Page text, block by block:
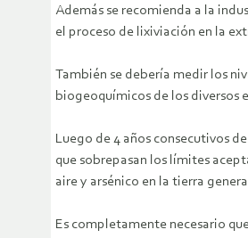
Además se recomienda a la
el proceso de lixiviación en la
También se debería medir los
biogeoquímicos de los diversos
Luego de 4 años consecutivos
que sobrepasan los límites
aire y arsénico en la tierra
Es completamente necesario